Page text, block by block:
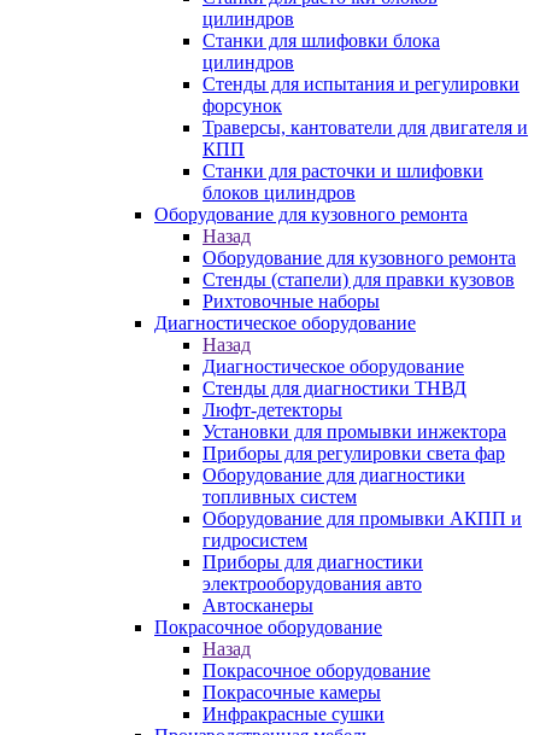
цилиндров
Станки для шлифовки блока
цилиндров
Стенды для испытания и регулировки
форсунок
Траверсы, кантователи для двигателя и
КПП
Станки для расточки и шлифовки
блоков цилиндров
Оборудование для кузовного ремонта
Назад
Оборудование для кузовного ремонта
Стенды (стапели) для правки кузовов
Рихтовочные наборы
Диагностическое оборудование
Назад
Диагностическое оборудование
Стенды для диагностики ТНВД
Люфт-детекторы
Установки для промывки инжектора
Приборы для регулировки света фар
Оборудование для диагностики
топливных систем
Оборудование для промывки АКПП и
гидросистем
Приборы для диагностики
электрооборудования авто
Автосканеры
Покрасочное оборудование
Назад
Покрасочное оборудование
Покрасочные камеры
Инфракрасные сушки